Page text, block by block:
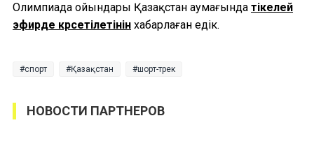
Олимпиада ойындары Қазақстан аумағында тікелей
эфирде көрсетілетінін хабарлаған едік.
спорт Қазақстан шорт-трек
НОВОСТИ ПАРТНЕРОВ